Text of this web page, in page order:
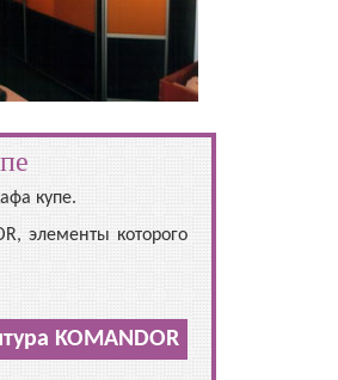
купе.
элементы которого
KOMANDOR